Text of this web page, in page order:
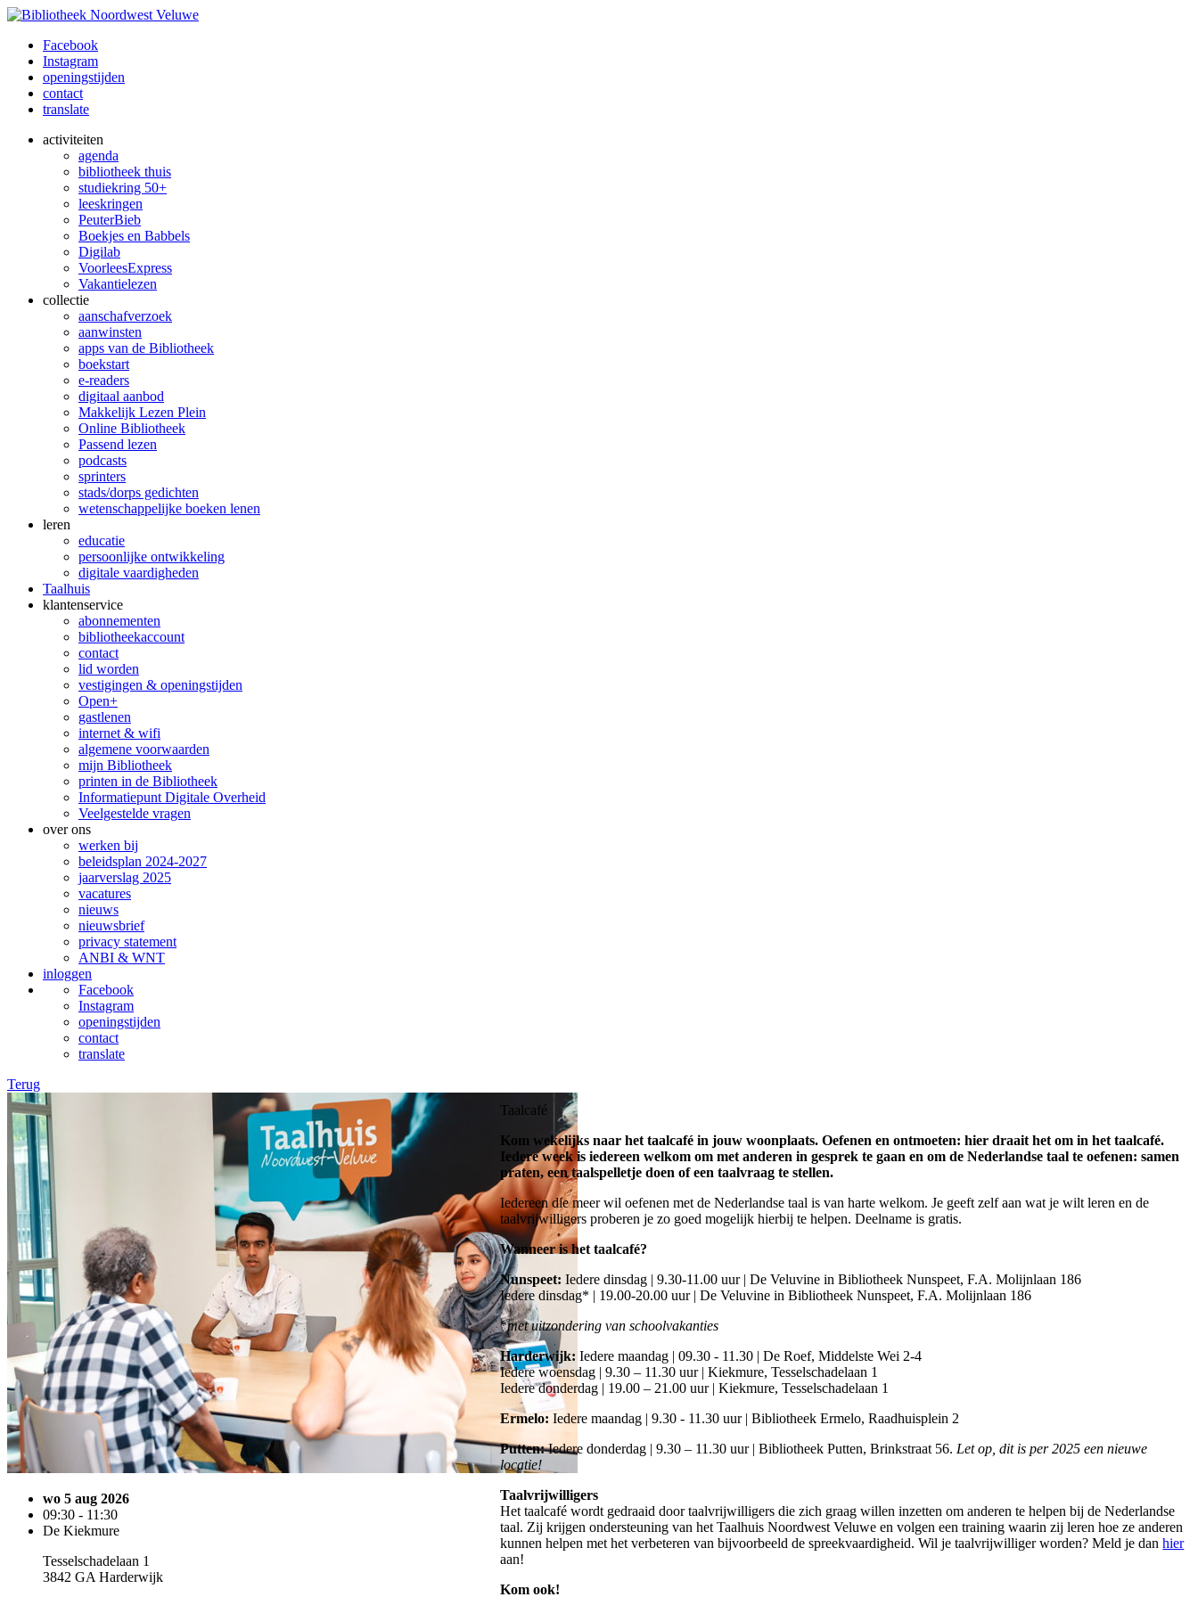
Facebook
Instagram
openingstijden
contact
translate
activiteiten
agenda
bibliotheek thuis
studiekring 50+
leeskringen
PeuterBieb
Boekjes en Babbels
Digilab
VoorleesExpress
Vakantielezen
collectie
aanschafverzoek
aanwinsten
apps van de Bibliotheek
boekstart
e-readers
digitaal aanbod
Makkelijk Lezen Plein
Online Bibliotheek
Passend lezen
podcasts
sprinters
stads/dorps gedichten
wetenschappelijke boeken lenen
leren
educatie
persoonlijke ontwikkeling
digitale vaardigheden
Taalhuis
klanten­service
abonnementen
bibliotheekaccount
contact
lid worden
vestigingen & openingstijden
Open+
gastlenen
internet & wifi
algemene voorwaarden
mijn Bibliotheek
printen in de Bibliotheek
Informatiepunt Digitale Overheid
Veelgestelde vragen
over ons
werken bij
beleidsplan 2024-2027
jaarverslag 2025
vacatures
nieuws
nieuwsbrief
privacy statement
ANBI & WNT
inloggen
Facebook
Instagram
openingstijden
contact
translate
Terug
wo 5 aug 2026
09:30 - 11:30
De Kiekmure
Tesselschadelaan 1
3842 GA Harderwijk
Taalcafé
Kom wekelijks naar het taalcafé in jouw woonplaats. Oefenen en ontmoeten: hier draait het om in het taalcafé.
Iedere week is iedereen welkom om met anderen in gesprek te gaan en om de Nederlandse taal te oefenen: samen
praten, een taalspelletje doen of een taalvraag te stellen.
Iedereen die meer wil oefenen met de Nederlandse taal is van harte welkom. Je geeft zelf aan wat je wilt leren en de
taalvrijwilligers proberen je zo goed mogelijk hierbij te helpen. Deelname is gratis.
Wanneer is het taalcafé?
Nunspeet: Iedere dinsdag | 9.30-11.00 uur | De Veluvine in Bibliotheek Nunspeet, F.A. Molijnlaan 186
Iedere dinsdag* | 19.00-20.00 uur | De Veluvine in Bibliotheek Nunspeet, F.A. Molijnlaan 186
*met uitzondering van schoolvakanties
Harderwijk: Iedere maandag | 09.30 - 11.30 | De Roef, Middelste Wei 2-4
Iedere woensdag | 9.30 – 11.30 uur | Kiekmure, Tesselschadelaan 1
Iedere donderdag | 19.00 – 21.00 uur | Kiekmure, Tesselschadelaan 1
Ermelo: Iedere maandag | 9.30 - 11.30 uur | Bibliotheek Ermelo, Raadhuisplein 2
Putten:Iedere donderdag | 9.30 – 11.30 uur | Bibliotheek Putten, Brinkstraat 56. Let op, dit is per 2025 een nieuwe
locatie!
Taalvrijwilligers
Het taalcafé wordt gedraaid door taalvrijwilligers die zich graag willen inzetten om anderen te helpen bij de Nederlandse
taal. Zij krijgen ondersteuning van het Taalhuis Noordwest Veluwe en volgen een training waarin zij leren hoe ze anderen
kunnen helpen met het verbeteren van bijvoorbeeld de spreekvaardigheid. Wil je taalvrijwilliger worden? Meld je danhier
aan!
Kom ook!